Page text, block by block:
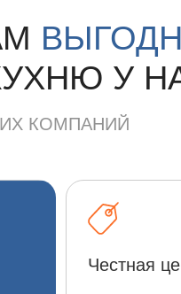
У
КОМПАНИЙ
Честная